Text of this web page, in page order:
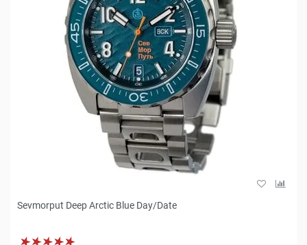
Sevmorput Deep Arctic Blue Day/Date